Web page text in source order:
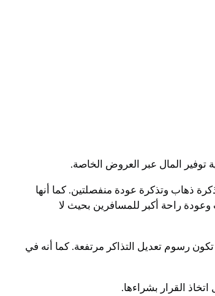
توفير المال عبر العروض الخاصة.
ذهاب وتذكرة عودة منفصلتين. كما أنها
وعودة راحة أكبر للمسافرين بحيث لا
رسوم تعديل التذاكر مرتفعة. كما أنه في
القرار بشراءها.